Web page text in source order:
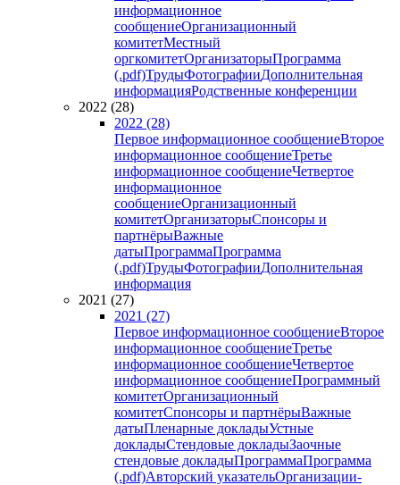
информационное
сообщениеОрганизационный
комитетМестный
оргкомитетОрганизаторыПрограмма
(.pdf)ТрудыФотографииДополнительная
информацияРодственные конференции
2022 (28)
2022 (28)
Первое информационное сообщениеВторое
информационное сообщениеТретье
информационное сообщениеЧетвертое
информационное
сообщениеОрганизационный
комитетОрганизаторыСпонсоры и
партнёрыВажные
датыПрограммаПрограмма
(.pdf)ТрудыФотографииДополнительная
информация
2021 (27)
2021 (27)
Первое информационное сообщениеВторое
информационное сообщениеТретье
информационное сообщениеЧетвертое
информационное сообщениеПрограммный
комитетОрганизационный
комитетСпонсоры и партнёрыВажные
датыПленарные докладыУстные
докладыСтендовые докладыЗаочные
стендовые докладыПрограммаПрограмма
(.pdf)Авторский указательОрганизации-